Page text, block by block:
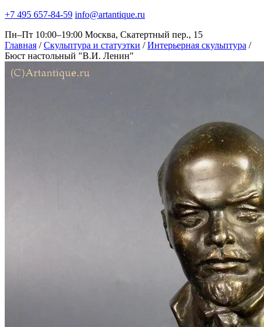
+7 495 657-84-59 info@artantique.ru
Пн–Пт 10:00–19:00 Москва, Скатертный пер., 15
Главная / Скульптура и статуэтки / Интерьерная скульптура /
Бюст настольный "В.И. Ленин"